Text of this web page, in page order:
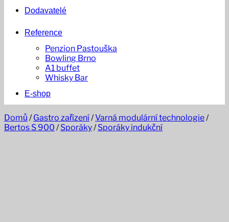
Dodavatelé
Reference
Penzion Pastouška
Bowling Brno
A1 buffet
Whisky Bar
E-shop
Domů / Gastro zařízení/Varná modulární technologie/
Bertos S 900 / Sporáky/ Sporáky indukční